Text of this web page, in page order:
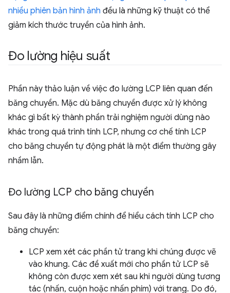
nhiều phiên bản hình ảnh đều là những kỹ thuật có thể
giảm kích thước truyền của hình ảnh.
Đo lường hiệu suất
Phần này thảo luận về việc đo lường LCP liên quan đến
băng chuyền. Mặc dù băng chuyền được xử lý không
khác gì bất kỳ thành phần trải nghiệm người dùng nào
khác trong quá trình tính LCP, nhưng cơ chế tính LCP
cho băng chuyền tự động phát là một điểm thường gây
nhầm lẫn.
Đo lường LCP cho băng chuyền
Sau đây là những điểm chính để hiểu cách tính LCP cho
băng chuyền:
LCP xem xét các phần tử trang khi chúng được vẽ
vào khung. Các đề xuất mới cho phần tử LCP sẽ
không còn được xem xét sau khi người dùng tương
tác (nhấn, cuộn hoặc nhấn phím) với trang. Do đó,